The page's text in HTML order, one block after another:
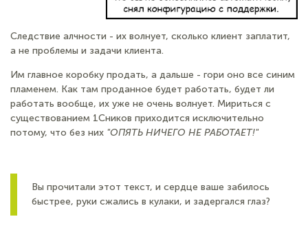
Следствие алчности - их волнует, сколько клиент заплатит,
а не проблемы и задачи клиента.
Им главное коробку продать, а дальше - гори оно все синим
пламенем. Как там проданное будет работать, будет ли
работать вообще, их уже не очень волнует. Мириться с
существованием 1Сников приходится исключительно
потому, что без них "ОПЯТЬ НИЧЕГО НЕ РАБОТАЕТ!"
Вы прочитали этот текст, и сердце ваше забилось
быстрее, руки сжались в кулаки, и задергался глаз?